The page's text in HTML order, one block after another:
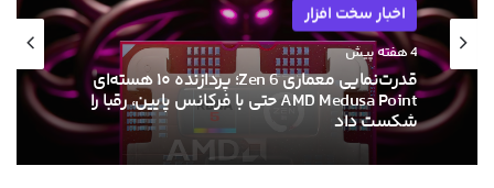
اخبار سخت افزار
4 هفته پیش
قدرت‌نمایی معماری Zen 6؛ پردازنده ۱۰ هسته‌ای
AMD Medusa Point حتی با فرکانس پایین، رقبا را
شکست داد